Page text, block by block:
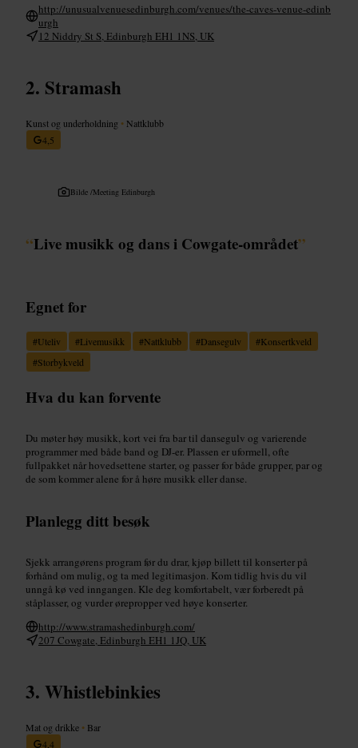
http://unusualvenuesedinburgh.com/venues/the-caves-venue-edinb
urgh
12 Niddry St S, Edinburgh EH1 1NS, UK
Stramash
Kunst og underholdning • Nattklubb
4,5
Bilde /Meeting Edinburgh
“Live musikk og dans i Cowgate-området”
Egnet for
#Uteliv #Livemusikk #Nattklubb #Dansegulv #Konsertkveld
#Storbykveld
Hva du kan forvente
Du møter høy musikk, kort vei fra bar til dansegulv og varierende
programmer med både band og DJ-er. Plassen er uformell, ofte
fullpakket når hovedsettene starter, og passer for både grupper, par og
de som kommer alene for å høre musikk eller danse.
Planlegg ditt besøk
Sjekk arrangørens program før du drar, kjøp billett til konserter på
forhånd om mulig, og ta med legitimasjon. Kom tidlig hvis du vil
unngå kø ved inngangen. Kle deg komfortabelt, vær forberedt på
ståplasser, og vurder ørepropper ved høye konserter.
http://www.stramashedinburgh.com/
207 Cowgate, Edinburgh EH1 1JQ, UK
Whistlebinkies
Mat og drikke • Bar
4,4